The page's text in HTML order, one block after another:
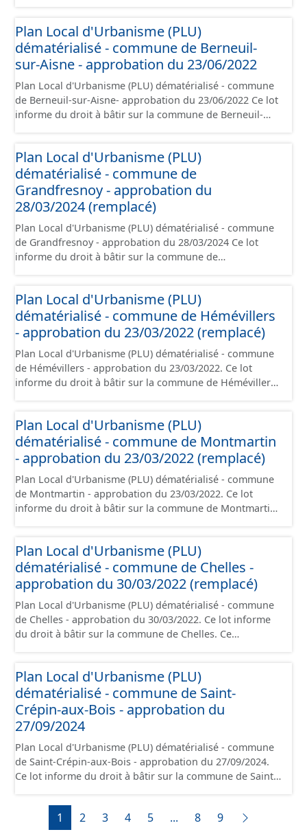
administratives, le rapport de présentation, le PADD, le
règlement (à l'exception des plans de zonages), les
annexes, les orientations d'aménagement et les données
de ces données, il est rappelé que seuls les documents
papier font foi et sont opposables d'un point de vue
juridique.
Plan Local d'Urbanisme (PLU)
dématérialisé - commune de Berneuil-
sur-Aisne - approbation du 23/06/2022
Plan Local d'Urbanisme (PLU) dématérialisé - commune
de Berneuil-sur-Aisne- approbation du 23/06/2022 Ce lot
informe du droit à bâtir sur la commune de Berneuil-
contient les pièces administratives, le rapport de
présentation, le PADD, le règlement (à l'exception des
plans de zonages), les annexes, les orientations
d'aménagement et les données géographiques. Malgré
l'attention portée à la création de ces données, il est
rappelé que seuls les documents papier font foi et sont
opposables d'un point de vue juridique.
Plan Local d'Urbanisme (PLU)
dématérialisé - commune de
Grandfresnoy - approbation du
28/03/2024 (remplacé)
Plan Local d'Urbanisme (PLU) dématérialisé - commune
de Grandfresnoy - approbation du 28/03/2024 Ce lot
informe du droit à bâtir sur la commune de
contient les pièces administratives, le rapport de
présentation, le PADD, le règlement (à l'exception des
plans de zonages), les annexes, les orientations
d'aménagement et les données géographiques. Malgré
l'attention portée à la création de ces données, il est
rappelé que seuls les documents papier font foi et sont
opposables d'un point de vue juridique.
Plan Local d'Urbanisme (PLU)
dématérialisé - commune de Hémévillers
- approbation du 23/03/2022 (remplacé)
Plan Local d'Urbanisme (PLU) dématérialisé - commune
de Hémévillers - approbation du 23/03/2022. Ce lot
informe du droit à bâtir sur la commune de Hémévillers.
administratives, le rapport de présentation, le PADD, le
règlement (à l'exception des plans de zonages), les
annexes, les orientations d'aménagement et les données
géographiques. Malgré l'attention portée à la création
de ces données, il est rappelé que seuls les documents
papier font foi et sont opposables d'un point de vue
juridique.
Plan Local d'Urbanisme (PLU)
dématérialisé - commune de Montmartin
- approbation du 23/03/2022 (remplacé)
Plan Local d'Urbanisme (PLU) dématérialisé - commune
de Montmartin - approbation du 23/03/2022. Ce lot
informe du droit à bâtir sur la commune de Montmartin.
administratives, le rapport de présentation, le PADD, le
règlement (à l'exception des plans de zonages), les
annexes, les orientations d'aménagement et les données
géographiques. Malgré l'attention portée à la création
de ces données, il est rappelé que seuls les documents
papier font foi et sont opposables d'un point de vue
juridique.
Plan Local d'Urbanisme (PLU)
dématérialisé - commune de Chelles -
approbation du 30/03/2022 (remplacé)
Plan Local d'Urbanisme (PLU) dématérialisé - commune
de Chelles - approbation du 30/03/2022. Ce lot informe
du droit à bâtir sur la commune de Chelles. Ce
administratives, le rapport de présentation, le PADD, le
règlement (à l'exception des plans de zonages), les
annexes, les orientations d'aménagement et les données
géographiques. Malgré l'attention portée à la création
de ces données, il est rappelé que seuls les documents
papier font foi et sont opposables d'un point de vue
juridique.
Plan Local d'Urbanisme (PLU)
dématérialisé - commune de Saint-
Crépin-aux-Bois - approbation du
27/09/2024
Plan Local d'Urbanisme (PLU) dématérialisé - commune
de Saint-Crépin-aux-Bois - approbation du 27/09/2024.
Ce lot informe du droit à bâtir sur la commune de Saint-
conformément aux prescriptions nationales du CNIG et
contient les pièces administratives, le rapport de
1 2 3 4 5 ... 8 9